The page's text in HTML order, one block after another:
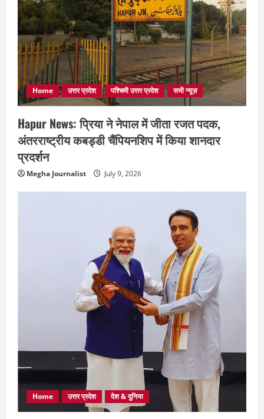
Home उत्तर प्रदेश पश्चिमी उत्तर प्रदेश सभी न्यूज़
Hapur News: प्रिया ने नेपाल में जीता रजत पदक,
अंतरराष्ट्रीय कबड्डी चैंपियनशिप में किया शानदार
प्रदर्शन
Megha Journalist July 9, 2026
Home उत्तर प्रदेश देश & दुनिया